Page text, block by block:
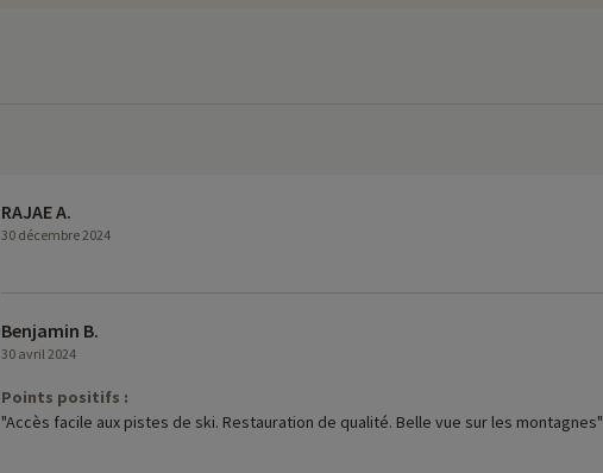
RAJAE A.
30 décembre 2024
Benjamin B.
30 avril 2024
Points positifs :
"Accès facile aux pistes de ski. Restauration de qualité. Belle vue sur les montagnes"